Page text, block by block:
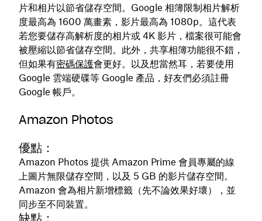
片和相片以節省儲存空間。Google 相簿限制相片解析
度最高為 1600 萬畫素，影片最高為 1080p。這代表
若您要儲存高解析度的相片或 4K 影片，檔案很可能會
被壓縮以節省儲存空間。此外，共享相簿功能很不錯，
但如果有密碼保護會更好。以及想當然耳，若要使用
Google 雲端硬碟等 Google 產品，好友們必須註冊
Google 帳戶。
Amazon Photos
優點：
Amazon Photos 提供 Amazon Prime 會員專屬的線
上圖片無限儲存空間，以及 5 GB 的影片儲存空間。
Amazon 會為相片新增標籤（先不論效果好壞），並
同步至不同裝置。
缺點：